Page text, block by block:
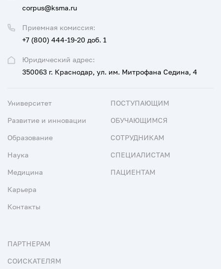
Юридический адрес:
350063 г. Краснодар, ул. им. Митрофана Седина, 4
Приемная комиссия:
+7 (800) 444-19-20 доб. 1
corpus@ksma.ru
Университет
Развитие и инновации
Образование
Наука
Медицина
Карьера
Контакты
ПОСТУПАЮЩИМ
ОБУЧАЮЩИМСЯ
СОТРУДНИКАМ
СПЕЦИАЛИСТАМ
ПАЦИЕНТАМ
ПАРТНЕРАМ
СОИСКАТЕЛЯМ